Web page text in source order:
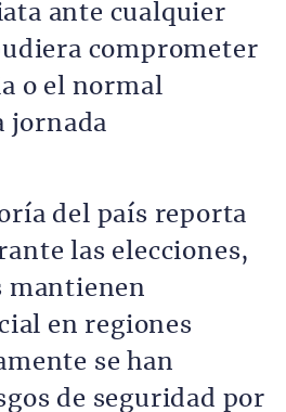
ante cualquier
comprometer
o el normal
jornada
del país reporta
las elecciones,
mantienen
en regiones
se han
de seguridad por